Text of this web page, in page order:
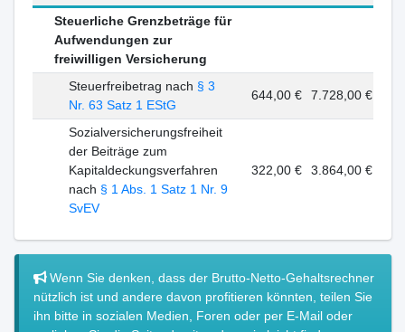
Steuerliche Grenzbeträge für
Aufwendungen zur
freiwilligen Versicherung
Steuerfreibetrag nach § 3
Nr. 63 Satz 1 EStG
644,00 € 7.728,00 €
Sozialversicherungsfreiheit
der Beiträge zum
Kapitaldeckungsverfahren
nach § 1 Abs. 1 Satz 1 Nr. 9
SvEV
322,00 € 3.864,00 €
Wenn Sie denken, dass der Brutto-Netto-Gehaltsrechner
nützlich ist und andere davon profitieren könnten, teilen Sie
ihn bitte in sozialen Medien, Foren oder per E-Mail oder